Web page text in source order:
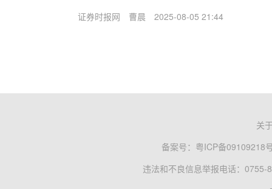
证券时报网 曹晨 2025-08-05 21:44
关
备案号： 粤ICP备09109218
违法和不良信息举报电话：0755-